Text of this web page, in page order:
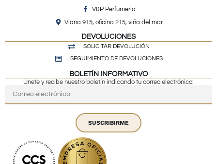
V&P Perfumeria
Viana 915, oficina 215, viña del mar
DEVOLUCIONES
SOLICITAR DEVOLUCIÓN
SEGUIMIENTO DE DEVOLUCIONES
BOLETÍN INFORMATIVO
Únete y recibe nuestro boletín indicando tu correo electrónico:
SUSCRIBIRME